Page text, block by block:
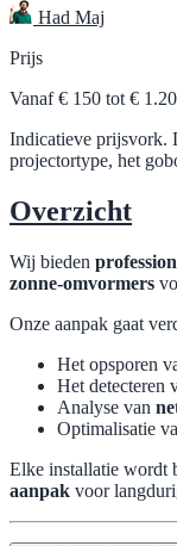
Had Maj
Prijs
Vanaf € 150 tot €
Indicatieve prijsvork.
projectortype, het
Overzicht
Wij bieden
zonne-omvormers
Onze aanpak gaat
Het opsporen
Het detecteren
Analyse van
Optimalisatie
Elke installatie wordt
aanpak voor